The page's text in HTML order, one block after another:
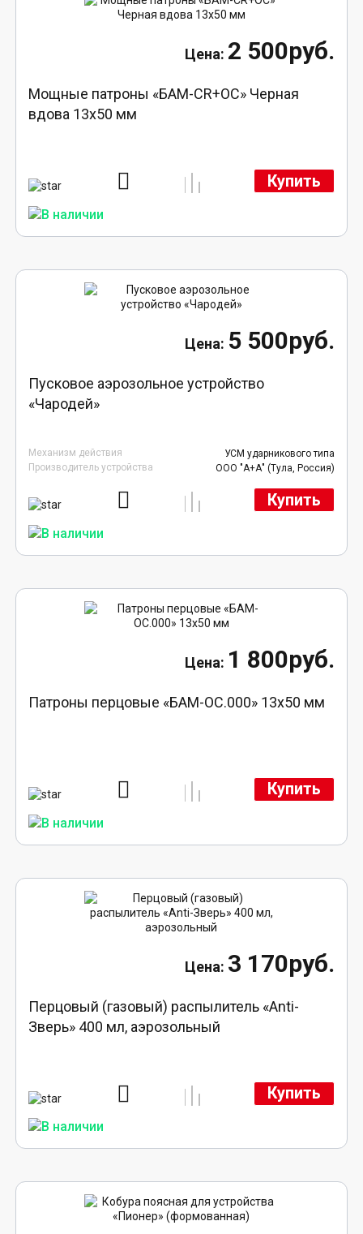
2 500руб.
Мощные патроны «БАМ-CR+ОС» Черная
вдова 13х50 мм
Купить
5 500руб.
Пусковое аэрозольное устройство
«Чародей»
Механизм действия
УСМ ударникового типа
Производитель устройства
ООО "А+А" (Тула, Россия)
Купить
1 800руб.
Патроны перцовые «БАМ-ОС.000» 13х50 мм
Купить
3 170руб.
Перцовый (газовый) распылитель «Anti-
Зверь» 400 мл, аэрозольный
Купить